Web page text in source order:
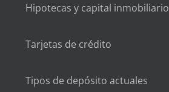
Hipotecas y capital inmobiliario
Tarjetas de crédito
Tipos de depósito actuales